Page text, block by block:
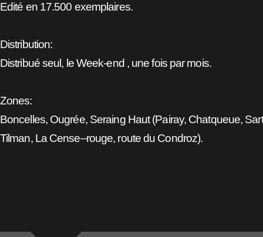
Edité en 17.500 exemplaires.
Distribution:
Distribué seul, le Week-end , une fois par mois.
Zones:
Boncelles, Ougrée, Seraing Haut (Pairay, Chatqueue,
Tilman, La Cense–rouge, route du Condroz).